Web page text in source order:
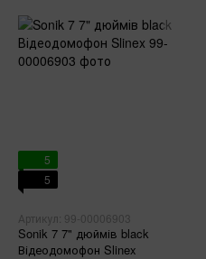
5
5
Артикул: 99-00006903
Sonik 7 7" дюймів black
Відеодомофон Slinex